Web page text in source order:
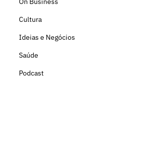
Cultura
Ideias e Negócios
Saúde
Podcast